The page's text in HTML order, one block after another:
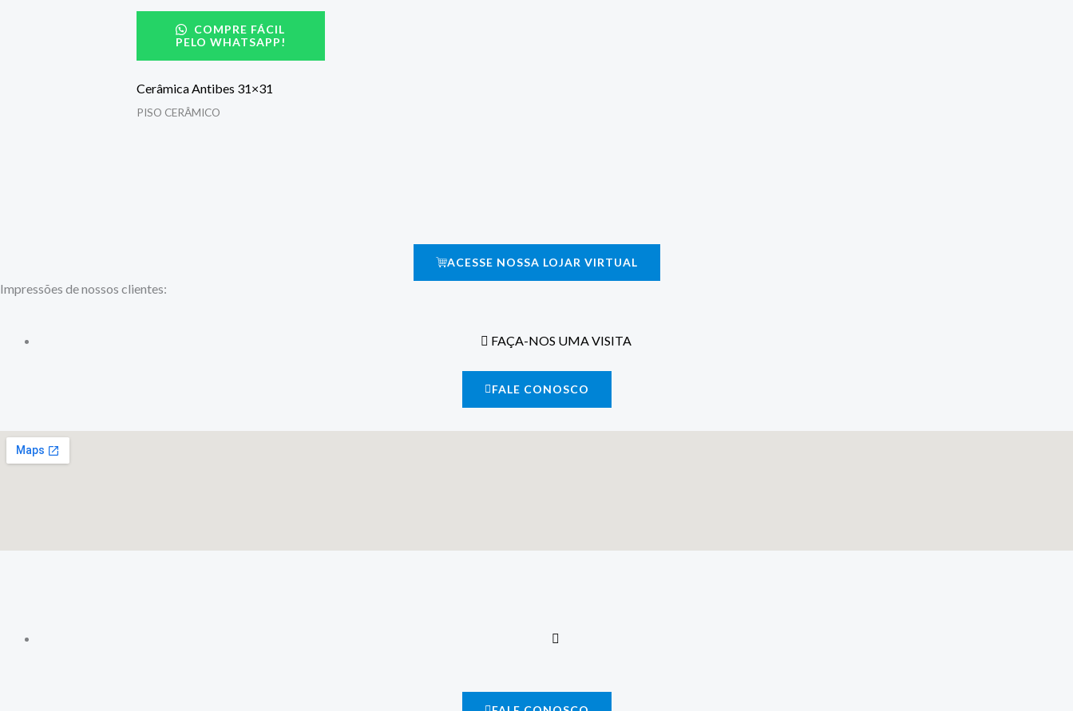
COMPRE FÁCIL
PELO WHATSAPP!
Cerâmica Antibes 31×31
PISO CERÂMICO
ACESSE NOSSA LOJAR VIRTUAL
Impressões de nossos clientes:
FAÇA-NOS UMA VISITA
FALE CONOSCO